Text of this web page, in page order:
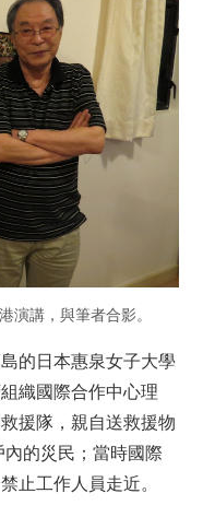
演講，與筆者合影。
的日本惠泉女子大學
織國際合作中心理
援隊，親自送救援物
的災民；當時國際
止工作人員走近。